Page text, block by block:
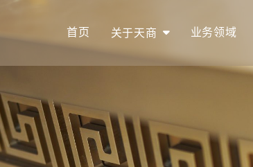
首页 关于天商 业务领域